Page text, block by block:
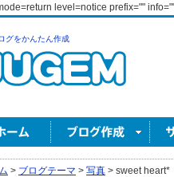
level=notice prefix=""
グをかんたん作成
> ブログテーマ > 写真 > sweet heart*